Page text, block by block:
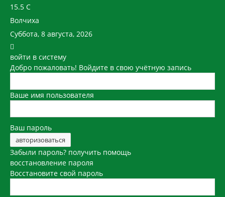
15.5 C
Волчиха
Суббота, 8 августа, 2026
войти в систему
Добро пожаловать! Войдите в свою учётную запись
Ваше имя пользователя
Ваш пароль
Забыли пароль? получить помощь
восстановление пароля
Восстановите свой пароль